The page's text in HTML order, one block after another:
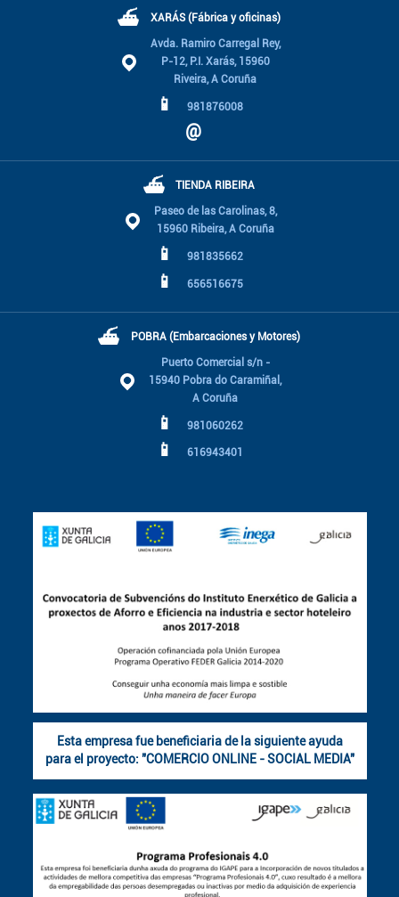
⛴ XARÁS (Fábrica y oficinas)
Avda. Ramiro Carregal Rey,
P-12, P.I. Xarás, 15960
Riveira, A Coruña
📱 981876008
@
⛴ TIENDA RIBEIRA
Paseo de las Carolinas, 8,
15960 Ribeira, A Coruña
📱 981835662
📱 656516675
⛴ POBRA (Embarcaciones y Motores)
Puerto Comercial s/n -
15940 Pobra do Caramiñal,
A Coruña
📱 981060262
📱 616943401
Esta empresa fue beneficiaria de la siguiente ayuda
para el proyecto: "COMERCIO ONLINE - SOCIAL MEDIA"